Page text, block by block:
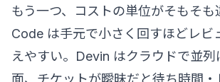
もう一つ、コストの単位がそもそも
Code は手元で小さく回すほどレビ
えやすい。Devin はクラウドで並列
面、チケットが曖昧だと待ち時間・